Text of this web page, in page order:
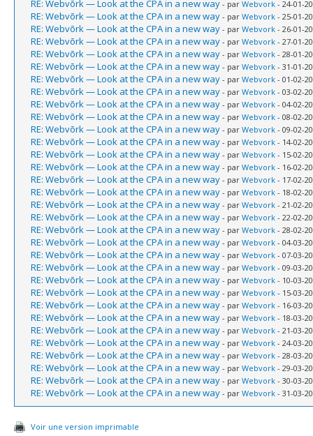
RE: Webvõrk — Look at the CPA in a new way - par Webvork - 24-01-
RE: Webvõrk — Look at the CPA in a new way - par Webvork - 25-01-
RE: Webvõrk — Look at the CPA in a new way - par Webvork - 26-01-
RE: Webvõrk — Look at the CPA in a new way - par Webvork - 27-01-
RE: Webvõrk — Look at the CPA in a new way - par Webvork - 28-01-
RE: Webvõrk — Look at the CPA in a new way - par Webvork - 31-01-
RE: Webvõrk — Look at the CPA in a new way - par Webvork - 01-02-
RE: Webvõrk — Look at the CPA in a new way - par Webvork - 03-02-
RE: Webvõrk — Look at the CPA in a new way - par Webvork - 04-02-
RE: Webvõrk — Look at the CPA in a new way - par Webvork - 08-02-
RE: Webvõrk — Look at the CPA in a new way - par Webvork - 09-02-
RE: Webvõrk — Look at the CPA in a new way - par Webvork - 14-02-
RE: Webvõrk — Look at the CPA in a new way - par Webvork - 15-02-
RE: Webvõrk — Look at the CPA in a new way - par Webvork - 16-02-
RE: Webvõrk — Look at the CPA in a new way - par Webvork - 17-02-
RE: Webvõrk — Look at the CPA in a new way - par Webvork - 18-02-
RE: Webvõrk — Look at the CPA in a new way - par Webvork - 21-02-
RE: Webvõrk — Look at the CPA in a new way - par Webvork - 22-02-
RE: Webvõrk — Look at the CPA in a new way - par Webvork - 28-02-
RE: Webvõrk — Look at the CPA in a new way - par Webvork - 04-03-
RE: Webvõrk — Look at the CPA in a new way - par Webvork - 07-03-
RE: Webvõrk — Look at the CPA in a new way - par Webvork - 09-03-
RE: Webvõrk — Look at the CPA in a new way - par Webvork - 10-03-
RE: Webvõrk — Look at the CPA in a new way - par Webvork - 15-03-
RE: Webvõrk — Look at the CPA in a new way - par Webvork - 16-03-
RE: Webvõrk — Look at the CPA in a new way - par Webvork - 18-03-
RE: Webvõrk — Look at the CPA in a new way - par Webvork - 21-03-
RE: Webvõrk — Look at the CPA in a new way - par Webvork - 24-03-
RE: Webvõrk — Look at the CPA in a new way - par Webvork - 28-03-
RE: Webvõrk — Look at the CPA in a new way - par Webvork - 29-03-
RE: Webvõrk — Look at the CPA in a new way - par Webvork - 30-03-
RE: Webvõrk — Look at the CPA in a new way - par Webvork - 31-03-
Voir une version imprimable